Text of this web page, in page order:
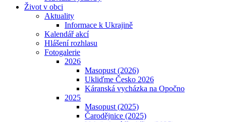
Život v obci
Aktuality
Informace k Ukrajině
Kalendář akcí
Hlášení rozhlasu
Fotogalerie
2026
Masopust (2026)
Ukliďme Česko 2026
Káranská vycházka na Opočno
2025
Masopust (2025)
Čarodějnice (2025)